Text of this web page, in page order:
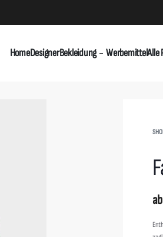
HomeDesignerBekleidung WerbemittelAlle
ab